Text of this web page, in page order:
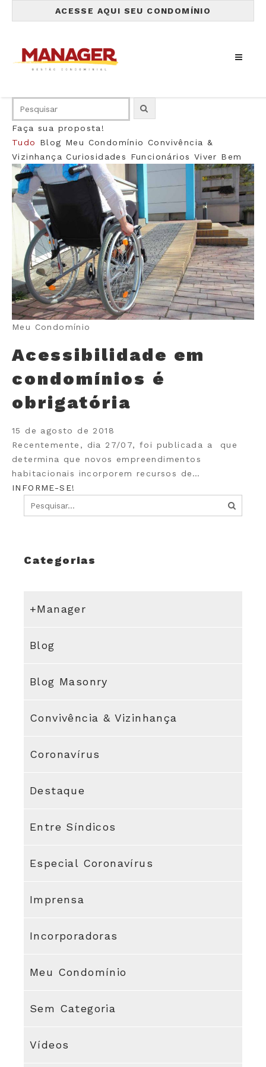
ACESSE AQUI SEU CONDOMÍNIO
Faça sua proposta!
Tudo
Blog Meu Condomínio Convivência &
Vizinhança Curiosidades Funcionários Viver Bem
Meu Condomínio
Acessibilidade em
condomínios é
obrigatória
15 de agosto de 2018
Recentemente, dia 27/07, foi publicada a que
determina que novos empreendimentos
habitacionais incorporem recursos de…
INFORME-SE!
Categorias
+Manager
Blog
Blog Masonry
Convivência & Vizinhança
Coronavírus
Destaque
Entre Síndicos
Especial Coronavírus
Imprensa
Incorporadoras
Meu Condomínio
Sem Categoria
Vídeos